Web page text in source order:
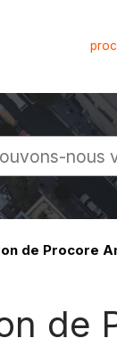
de Procore
de